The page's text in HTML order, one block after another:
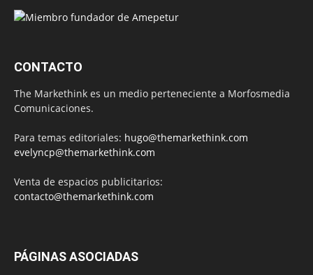
CONTACTO
The Markethink es un medio perteneciente a Morfosmedia
Comunicaciones.
Para temas editoriales: hugo@themarkethink.com
evelyncp@themarkethink.com
Venta de espacios publicitarios:
contacto@themarkethink.com
PÁGINAS ASOCIADAS